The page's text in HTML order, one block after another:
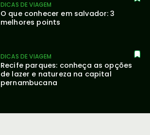
DICAS DE VIAGEM
O que conhecer em salvador: 3
melhores points
DICAS DE VIAGEM
Recife parques: conheça as opções
de lazer e natureza na capital
pernambucana